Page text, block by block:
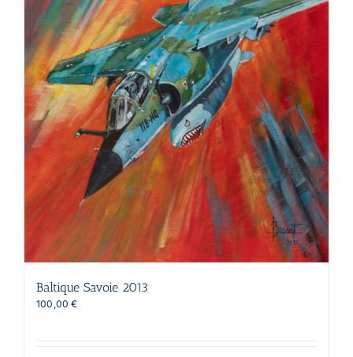
la
page
du
produit
Baltique Savoie 2013
100,00€